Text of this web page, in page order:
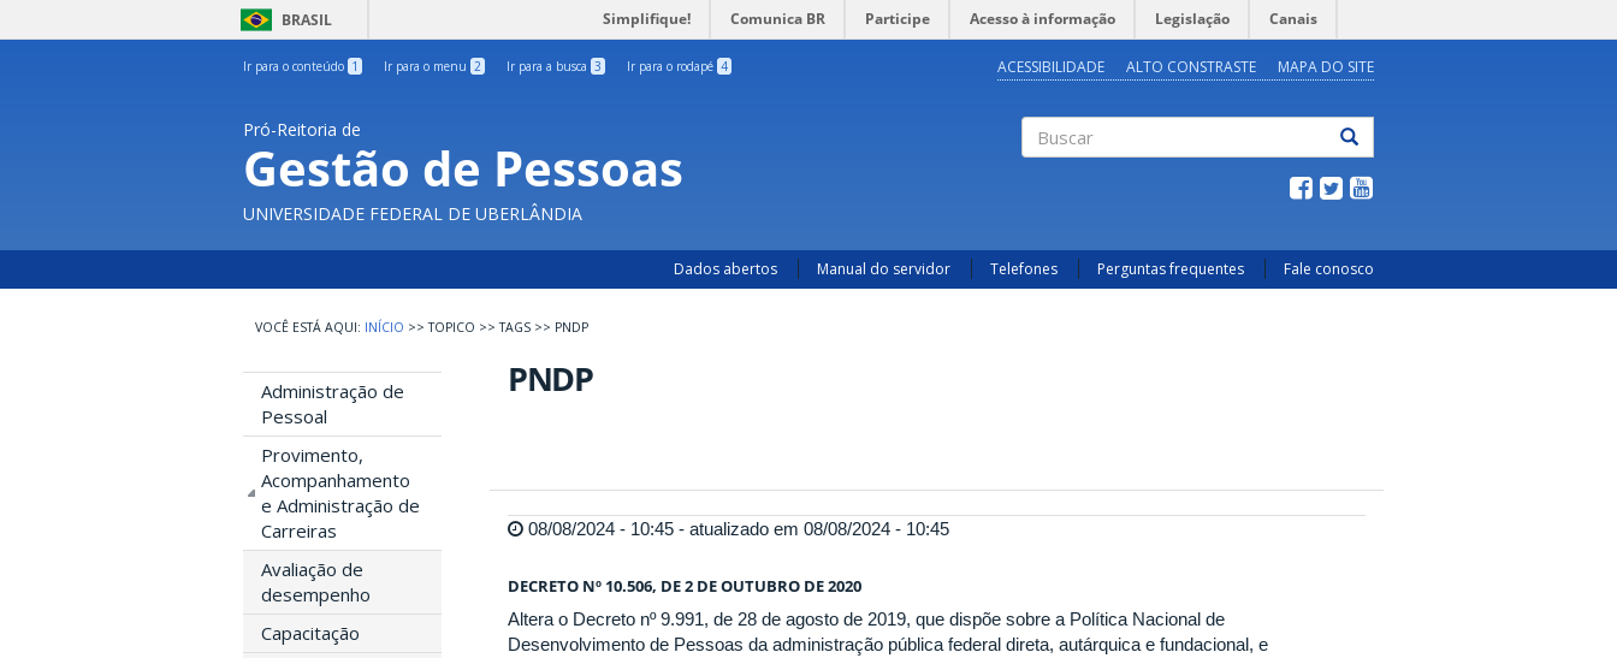
BRASIL Simplifique! Comunica BR Participe Acesso à informação Legislação Canais
Ir para o conteúdo 1 Ir para o menu 2 Ir para a busca 3 Ir para o rodapé 4 ACESSIBILIDADE ALTO CONSTRASTE MAPA DO SITE
Pró-Reitoria de
Gestão de Pessoas
UNIVERSIDADE FEDERAL DE UBERLÂNDIA
Dados abertos Manual do servidor Telefones Perguntas frequentes Fale conosco
INÍCIO >> TOPICO >> TAGS >> PNDP
Administração de
Pessoal
Provimento,
Acompanhamento
e Administração de
Carreiras
Avaliação de
desempenho
Capacitação
PNDP
08/08/2024 - 10:45 - atualizado em 08/08/2024 - 10:45
DECRETO Nº 10.506, DE 2 DE OUTUBRO DE 2020
Altera o Decreto nº 9.991, de 28 de agosto de 2019, que dispõe sobre a Política Nacional de
Desenvolvimento de Pessoas da administração pública federal direta, autárquica e fundacional, e